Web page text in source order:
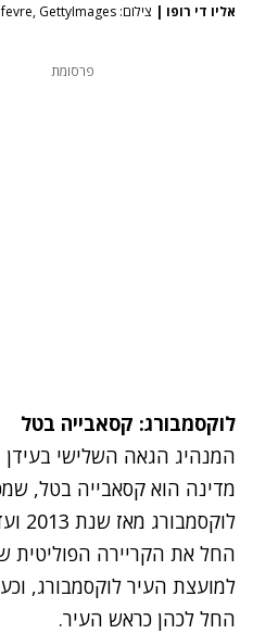
אליו די רופו | צילום: Sylvain Lefevre, GettyImages
פרסומת
לוקסמבורג: קסאבייה בטל
המנהיג הגאה השלישי
מדינה הוא קסאבייה בטל,
החל לכהן כראש העיר.